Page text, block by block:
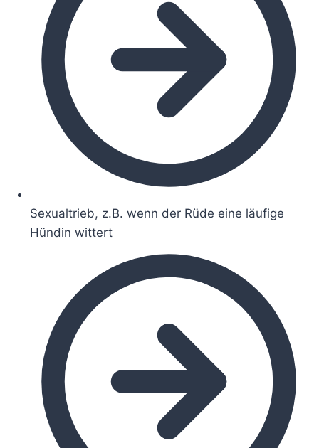
Sexualtrieb, z.B. wenn der Rüde eine läufige
Hündin wittert